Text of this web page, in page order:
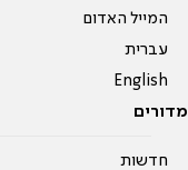
המייל האדום
עברית
English
מדורים
חדשות